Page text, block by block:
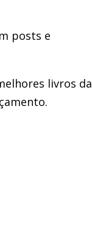
posts e
livros da